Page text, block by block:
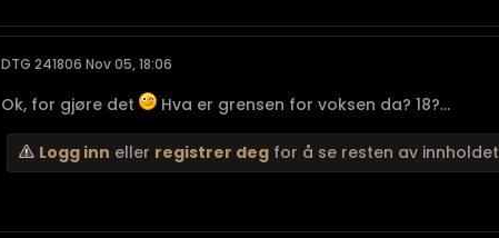
DTG 241806 Nov 05, 18:06
Ok, for gjøre det Hva er grensen for voksen da? 18?...
Logg inn eller registrer deg for å se resten av innholdet